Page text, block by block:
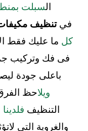
السبلت
فيتنظيف
كل ما عليك فقط
فى فك وتركيب
باعلى جودة
ويلاحظ
التنظيف
والغروية التى